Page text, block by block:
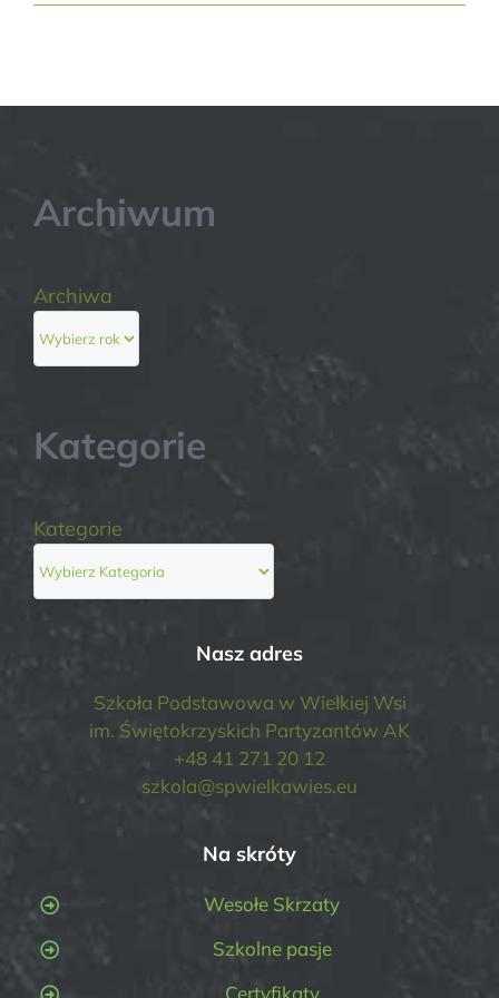
Archiwum
Archiwa
Kategorie
Kategorie
Nasz adres
Szkoła Podstawowa w Wielkiej Wsi
im. Świętokrzyskich Partyzantów AK
+48 41 271 20 12
szkola@spwielkawies.eu
Na skróty
Wesołe Skrzaty
Szkolne pasje
Certyfikaty